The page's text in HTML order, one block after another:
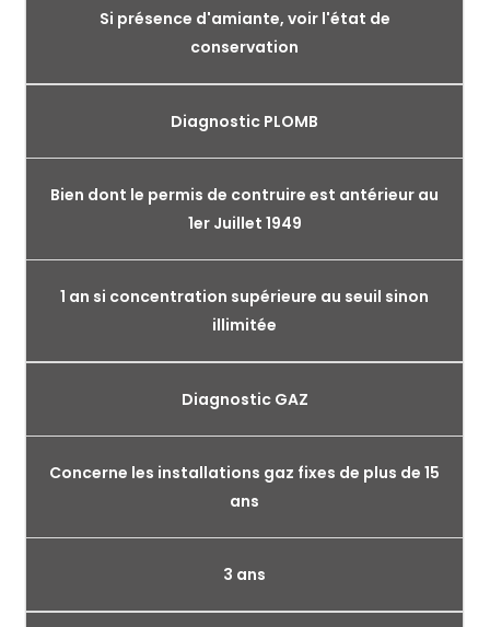
Si présence d'amiante, voir l'état de
conservation
Diagnostic PLOMB
Bien dont le permis de contruire est antérieur au
1er Juillet 1949
1 an si concentration supérieure au seuil sinon
illimitée
Diagnostic GAZ
Concerne les installations gaz fixes de plus de 15
ans
3 ans